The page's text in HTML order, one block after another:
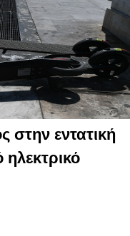
εντατική